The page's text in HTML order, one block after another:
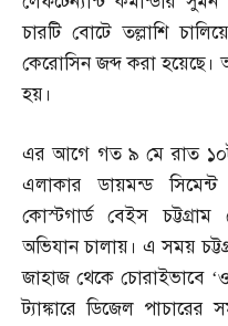
চারটি বোটে তল্লাশি
কেরোসিন জব্দ করা হয়েছে।
হয়।
এর আগে গত ৯ মে রাত
এলাকার ডায়মন্ড সিমেন্ট
কোস্টগার্ড বেইস
অভিযান চালায়। এ সময়
জাহাজ থেকে চোরাইভাবে
ট্যাঙ্কারে ডিজেল